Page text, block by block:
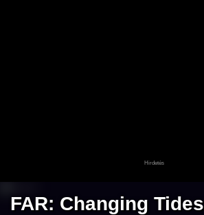
FAR: Changing Tides